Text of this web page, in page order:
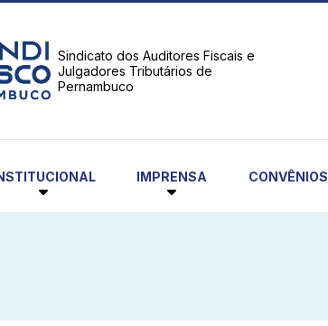
Sindicato dos Auditores Fiscais e
Julgadores Tributários de
Pernambuco
IMPRENSA CONVÊNIOS